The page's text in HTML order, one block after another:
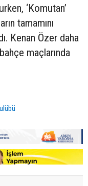
‘Komutan’
tamamını
Kenan Özer daha
maçlarında